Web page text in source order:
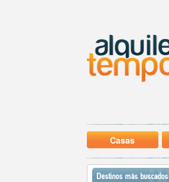
Casas
Destinos más buscados